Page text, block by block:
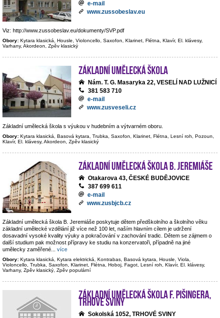
e-mail
www.zussobeslav.eu
Viz: http://www.zussobeslav.eu/dokumenty/SVP.pdf
Obory: Kytara klasická, Housle, Violoncello, Saxofon, Klarinet, Flétna, Klavír, El. klávesy,
Varhany, Akordeon, Zpěv klasický
Základní umělecká škola
Nám. T. G. Masaryka 22, VESELÍ NAD LUŽNICÍ
381 583 710
e-mail
www.zusveseli.cz
Základní umělecká škola s výukou v hudebním a výtvarném oboru.
Obory: Kytara klasická, Basová kytara, Trubka, Saxofon, Klarinet, Flétna, Lesní roh, Pozoun,
Klavír, El. klávesy, Akordeon, Zpěv klasický
Základní umělecká škola B. Jeremiáše
Otakarova 43, ČESKÉ BUDĚJOVICE
387 699 611
e-mail
www.zusbjcb.cz
Základní umělecká škola B. Jeremiáše poskytuje dětem předškolního a školního věku
základní umělecké vzdělání již více než 100 let, naším hlavním cílem je udržení
dosavadní vysoké kvality výuky a pokračování v zachování tradic. Dětem se zájmem o
další studium pak možnost přípravy ke studiu na konzervatoři, případně na jiné
umělecky zaměřené
více
Obory: Kytara klasická, Kytara elektrická, Kontrabas, Basová kytara, Housle, Viola,
Violoncello, Trubka, Saxofon, Klarinet, Flétna, Hoboj, Fagot, Lesní roh, Klavír, El. klávesy,
Varhany, Zpěv klasický, Zpěv populární
Základní umělecká škola F. Pišingera,
Trhové Sviny
Sokolská 1052, TRHOVÉ SVINY